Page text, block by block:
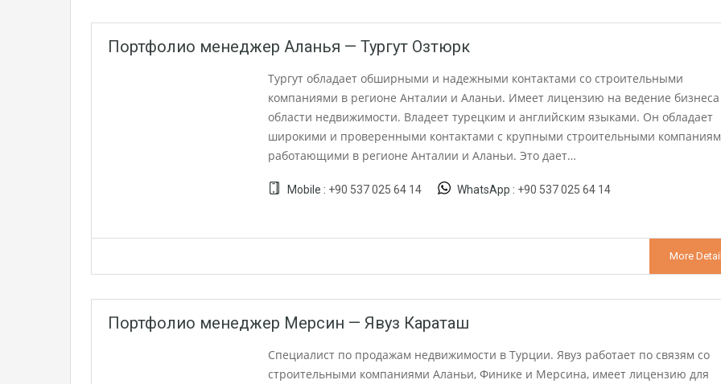
Портфолио менеджер Аланья — Тургут Озтюрк
Тургут обладает обширными и надежными контактами со строительными
компаниями в регионе Анталии и Аланьи. Имеет лицензию на ведение
области недвижимости. Владеет турецким и английским языками. Он обладает
широкими и проверенными контактами с крупными строительными
работающими в регионе Анталии и Аланьи. Это дает…
Mobile : +90 537 025 64 14 WhatsApp : +90 537 025 64 14
More
Портфолио менеджер Мерсин — Явуз Караташ
Специалист по продажам недвижимости в Турции. Явуз работает по связям со
строительными компаниями Аланьи, Финике и Мерсина, имеет лицензию для